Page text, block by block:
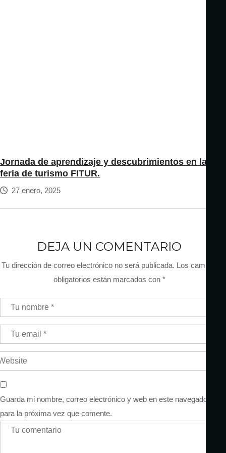
Jornada de aprendizaje y descubrimientos en la
feria de turismo FITUR.
27 enero, 2025
DEJA UN COMENTARIO
Tu dirección de correo electrónico no será publicada. Los campos
obligatorios están marcados con *
Guarda mi nombre, correo electrónico y web en este navegador
para la próxima vez que comente.